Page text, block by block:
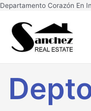
Departamento Corazón En